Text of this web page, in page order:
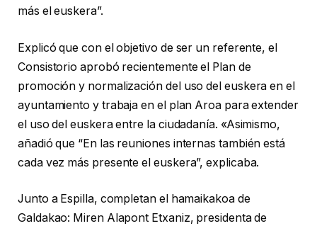
más el euskera”.
Explicó que con el objetivo de ser un referente, el
Consistorio aprobó recientemente el Plan de
promoción y normalización del uso del euskera en el
ayuntamiento y trabaja en el plan Aroa para extender
el uso del euskera entre la ciudadanía. «Asimismo,
añadió que “En las reuniones internas también está
cada vez más presente el euskera”, explicaba.
Junto a Espilla, completan el hamaikakoa de
Galdakao: Miren Alapont Etxaniz, presidenta de